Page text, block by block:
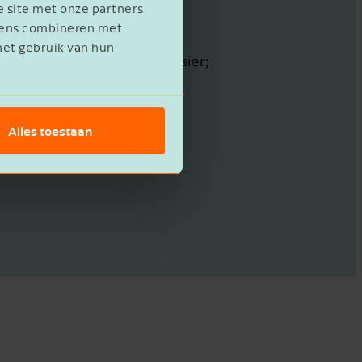
site met onze partners
combineren met
gebruik van hun
Alles toestaan
pricing;
en lokaal dossier;